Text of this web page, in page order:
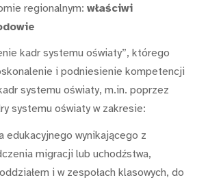
regionalnym: właściwi
kadr systemu oświaty”, którego
i podniesienie kompetencji
systemu oświaty, m.in. poprzez
systemu oświaty w zakresie:
edukacyjnego wynikającego z
migracji lub uchodźstwa,
i w zespołach klasowych, do